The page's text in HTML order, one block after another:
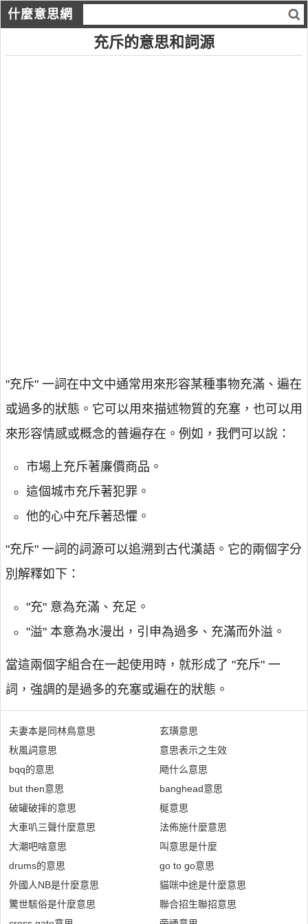
什麼意思網
充斥的意思和詞源
"充斥" 一詞在中文中通常用來形容某種事物充滿、遍在
或過多的狀態。它可以用來描述物質的充塞，也可以用
來形容情感或概念的普遍存在。例如，我們可以說：
市場上充斥著廉價商品。
這個城市充斥著犯罪。
他的心中充斥著恐懼。
"充斥" 一詞的詞源可以追溯到古代漢語。它的兩個字分
別解釋如下：
"充" 意為充滿、充足。
"溢" 本意為水漫出，引申為過多、充滿而外溢。
當這兩個字組合在一起使用時，就形成了 "充斥" 一
詞，強調的是過多的充塞或遍在的狀態。
夫妻本是同林鳥意思
秋風詞意思
bqq的意思
but then意思
破罐破摔的意思
大車叭三聲什麼意思
大潮吧啥意思
drums的意思
外國人NB是什麼意思
驚世駭俗是什麼意思
玄璜意思
意思表示之生效
飏什么意思
banghead意思
梴意思
法佈施什麼意思
叫意思是什麼
go to go意思
貓咪中途是什麼意思
聯合招生聯招意思